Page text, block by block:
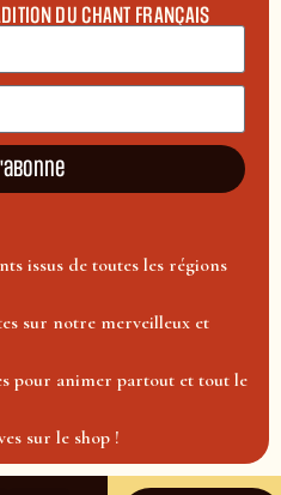
DU CHANT FRANÇAIS
issus de toutes les régions
sur notre merveilleux et
pour animer partout et tout le
sur le shop !